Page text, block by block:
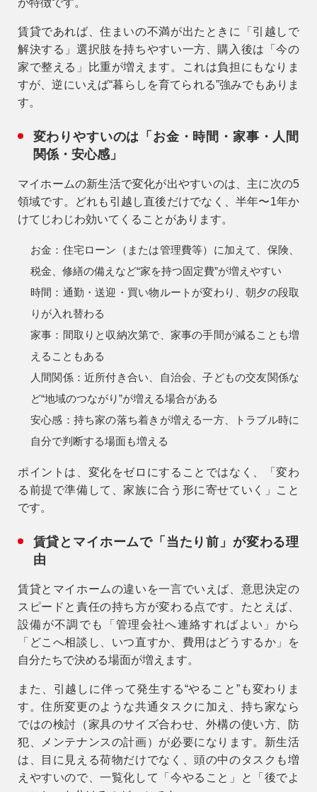
賃貸であれば、住まいの不満が出たときに「引越しで
解決する」選択肢を持ちやすい一方、購入後は「今の
家で整える」比重が増えます。これは負担にもなりま
すが、逆にいえば“暮らしを育てられる”強みでもありま
す。
変わりやすいのは「お金・時間・家事・人間
関係・安心感」
マイホームの新生活で変化が出やすいのは、主に次の5
領域です。どれも引越し直後だけでなく、半年〜1年か
けてじわじわ効いてくることがあります。
お金： 住宅ローン（または管理費等）に加えて、保険、
税金、修繕の備えなど“家を持つ固定費”が増えやすい
時間： 通勤・送迎・買い物ルートが変わり、朝夕の段取
りが入れ替わる
家事： 間取りと収納次第で、家事の手間が減ることも増
えることもある
人間関係：近所付き合い、自治会、子どもの交友関係な
ど“地域のつながり”が増える場合がある
安心感： 持ち家の落ち着きが増える一方、トラブル時に
自分で判断する場面も増える
ポイントは、変化をゼロにすることではなく、
「変わ
る前提で準備して、家族に合う形に寄せていく」 こと
です。
賃貸とマイホームで「当たり前」が変わる理
由
賃貸とマイホームの違いを一言でいえば、 意思決定の
スピードと責任の持ち方が変わる 点です。たとえば、
設備が不調でも「管理会社へ連絡すればよい」から
「どこへ相談し、いつ直すか、費用はどうするか」を
自分たちで決める場面が増えます。
また、引越しに伴って発生する“やること”も変わりま
す。住所変更のような共通タスクに加え、持ち家なら
ではの検討（家具のサイズ合わせ、外構の使い方、防
犯、メンテナンスの計画）が必要になります。新生活
は、目に見える荷物だけでなく、頭の中のタスクも増
えやすいので、一覧化して「今やること」と「後でよ